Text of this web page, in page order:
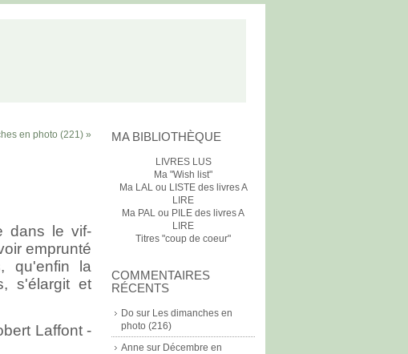
MA BIBLIOTHÈQUE
LIVRES LUS
Ma "Wish list"
Ma LAL ou LISTE des livres A
LIRE
Ma PAL ou PILE des livres A
LIRE
Titres "coup de coeur"
COMMENTAIRES
RÉCENTS
Do sur Les dimanches en
photo (216)
Anne sur Décembre en
en photo (221) »
dans le vif-
emprunté
qu'enfin la
s'élargit et
Laffont -